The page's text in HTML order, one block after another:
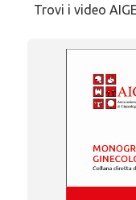
Trovi i video